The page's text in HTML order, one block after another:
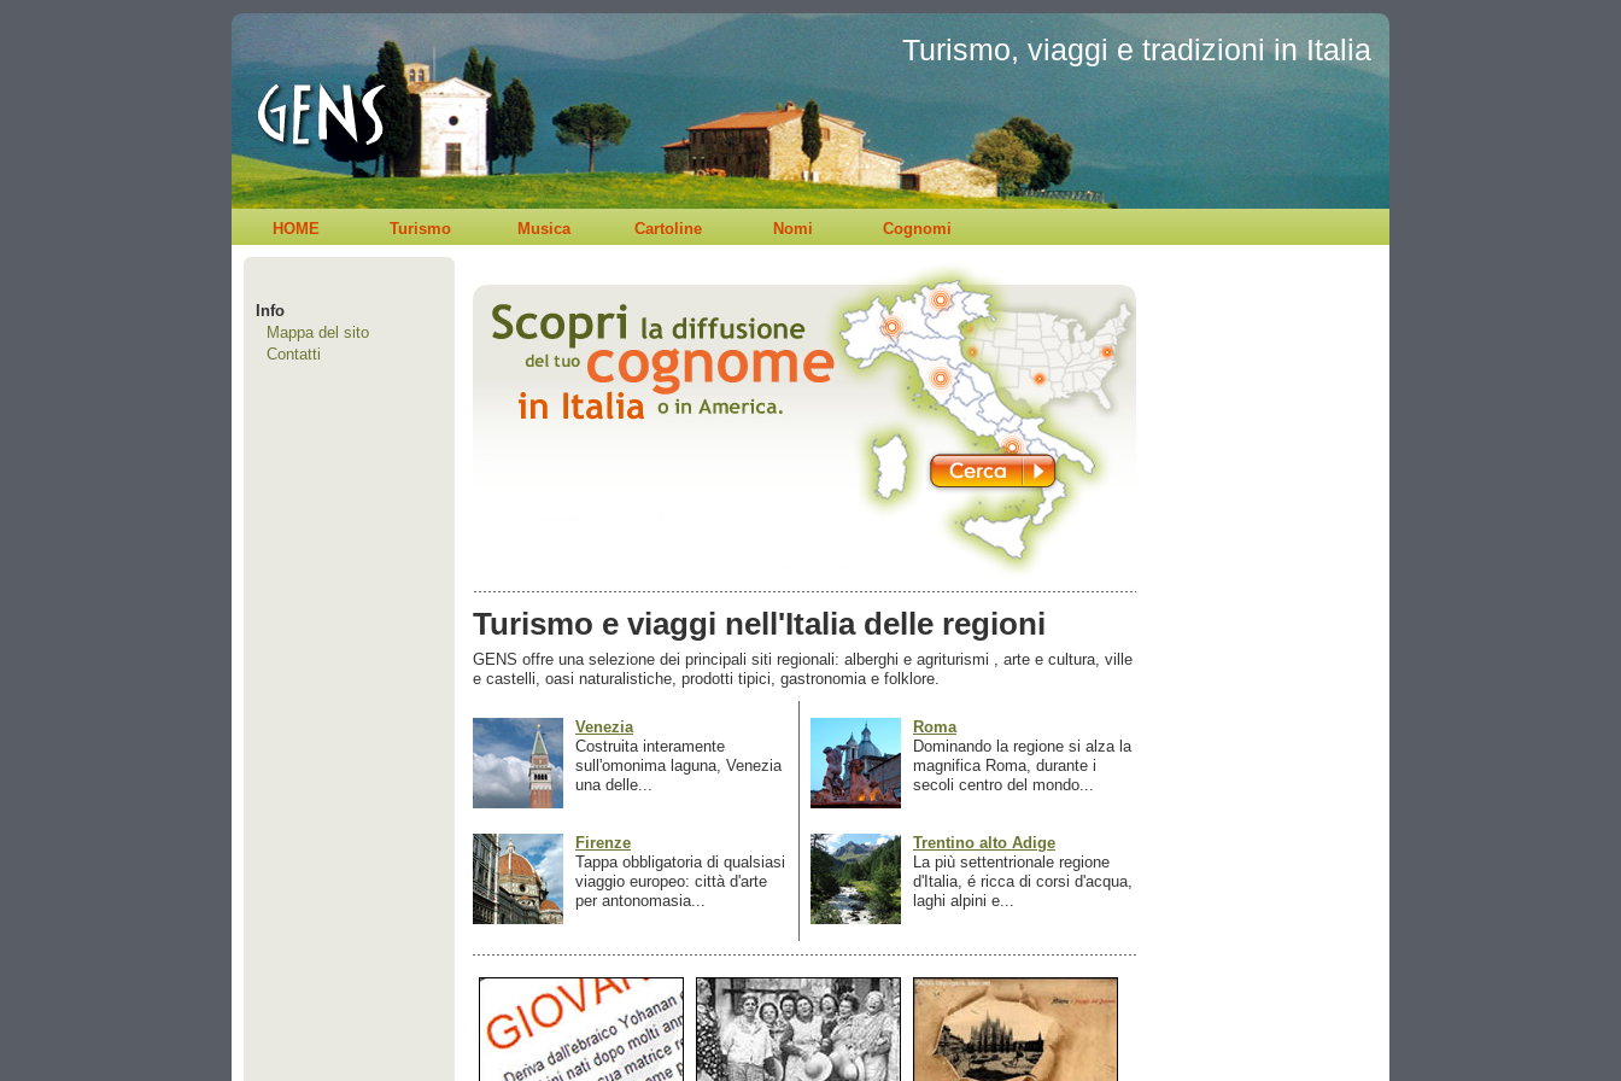
Turismo, viaggi e tradizioni in Italia
HOME Turismo Musica Cartoline Nomi Cognomi
Info
Mappa del sito
Contatti
Turismo e viaggi nell'Italia delle regioni
GENS offre una selezione dei principali siti regionali: alberghi e agriturismi , arte e cultura, ville
e castelli, oasi naturalistiche, prodotti tipici, gastronomia e folklore.
Venezia
Costruita interamente
sull'omonima laguna, Venezia
una delle...
Firenze
Tappa obbligatoria di qualsiasi
viaggio europeo: città d'arte
per antonomasia...
Roma
Dominando la regione si alza la
magnifica Roma, durante i
secoli centro del mondo...
Trentino alto Adige
La più settentrionale regione
d'Italia, é ricca di corsi d'acqua,
laghi alpini e...